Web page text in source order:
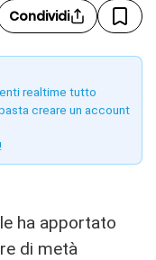
Condividi
realtime tutto
creare un account
!
ha apportato
di metà